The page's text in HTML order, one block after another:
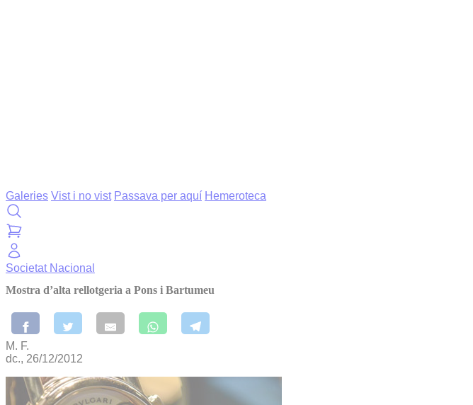
Galeries Vist i no vist Passava per aquí Hemeroteca
Societat Nacional
Mostra d’alta rellotgeria a Pons i Bartumeu
M. F.
dc., 26/12/2012